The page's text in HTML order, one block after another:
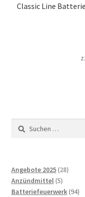
Classic Line
Suchen
nach:
Angebote 2025 2828
Anzündmittel 55
Produkte
Batteriefeuerwerk 9494